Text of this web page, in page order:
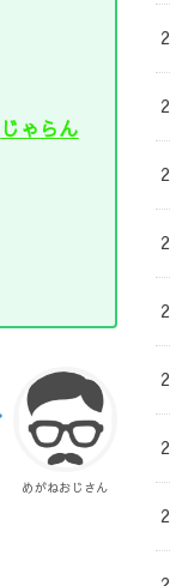
じゃらん
めがねおじさん